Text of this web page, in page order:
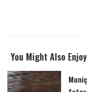
You Might Also Enjoy